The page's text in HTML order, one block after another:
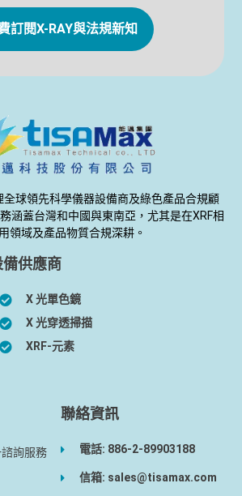
訂閱X-RAY與法規新知
全球領先科學儀器設備商及綠色產品合規顧
涵蓋台灣和中國與東南亞，尤其是在XRF相
領域及產品物質合規深耕。
供應商
X 光單色鏡
X 光穿透掃描
XRF-元素
詢服務
聯絡資訊
電話: 886-2-89903188
信箱: sales@tisamax.com